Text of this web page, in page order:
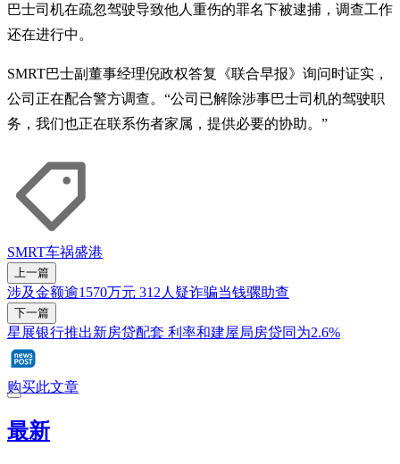
巴士司机在疏忽驾驶导致他人重伤的罪名下被逮捕，调查工作
还在进行中。
SMRT巴士副董事经理倪政权答复《联合早报》询问时证实，
公司正在配合警方调查。“公司已解除涉事巴士司机的驾驶职
务，我们也正在联系伤者家属，提供必要的协助。”
SMRT车祸盛港
上一篇
涉及金额逾1570万元 312人疑诈骗当钱骡助查
下一篇
星展银行推出新房贷配套 利率和建屋局房贷同为2.6%
购买此文章
最新